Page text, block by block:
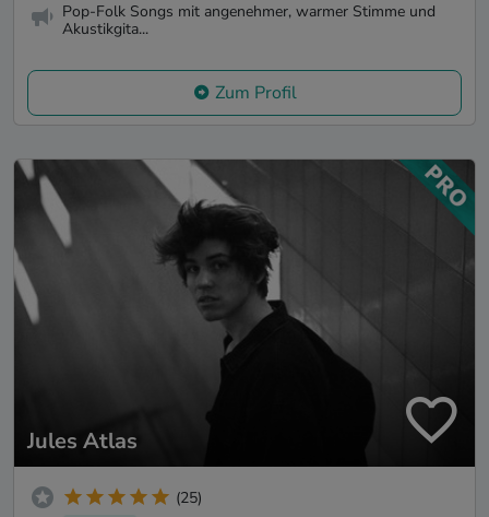
Pop-Folk Songs mit angenehmer, warmer Stimme und
Akustikgita...
Zum Profil
Jules Atlas
(25)